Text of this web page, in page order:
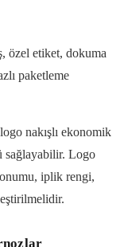
özel etiket, dokuma
paketleme
nakışlı ekonomik
sağlayabilir. Logo
iplik rengi,